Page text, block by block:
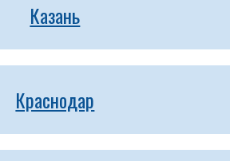
Казань
Краснодар